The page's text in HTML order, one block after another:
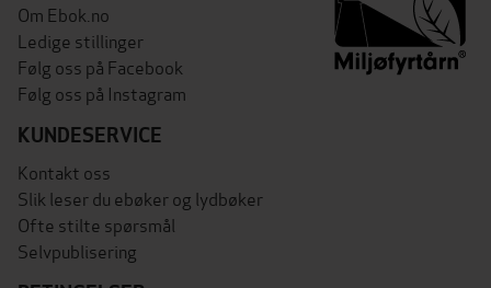
Om Ebok.no
Ledige stillinger
Følg oss på Facebook
Følg oss på Instagram
KUNDESERVICE
Kontakt oss
Slik leser du ebøker og lydbøker
Ofte stilte spørsmål
Selvpublisering